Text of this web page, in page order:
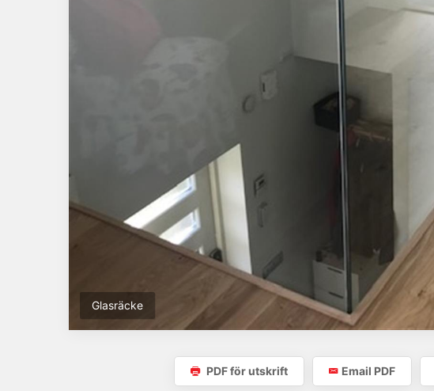
Glasräcke
PDF för utskrift Email PDF